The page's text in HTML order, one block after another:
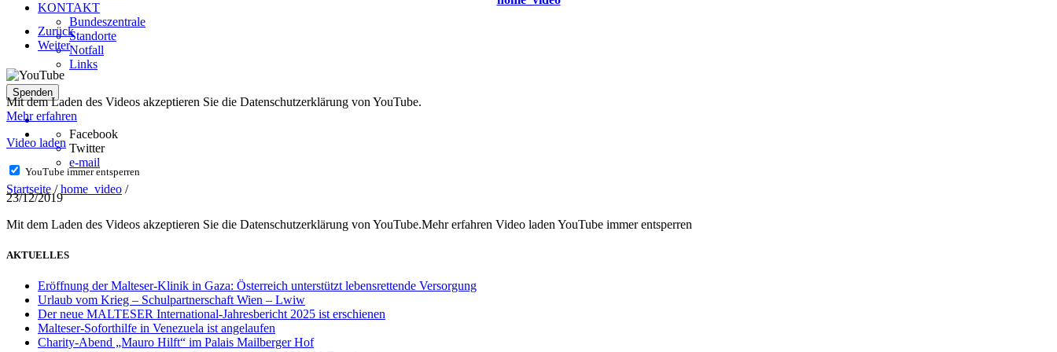
KONTAKT
Bundeszentrale
Standorte
Notfall
Links
Spenden
Facebook
Twitter
e-mail
Startseite /home_video /
Zurück
Weiter
Mit dem Laden des Videos akzeptieren Sie die Datenschutzerklärung von YouTube.
Mehr erfahren
Video laden
YouTube immer entsperren
23/12/2019
Mit dem Laden des Videos akzeptieren Sie die Datenschutzerklärung von YouTube.Mehr erfahren Video laden YouTube immer entsperren
AKTUELLES
Eröffnung der Malteser-Klinik in Gaza: Österreich unterstützt lebensrettende Versorgung
Urlaub vom Krieg – Schulpartnerschaft Wien – Lwiw
Der neue MALTESER International-Jahresbericht 2025 ist erschienen
Malteser-Soforthilfe in Venezuela ist angelaufen
Charity-Abend „Mauro Hilft“ im Palais Mailberger Hof